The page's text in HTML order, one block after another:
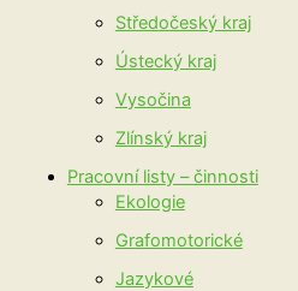
Středočeský kraj
Ústecký kraj
Vysočina
Zlínský kraj
Pracovní listy – činnosti
Ekologie
Grafomotorické
Jazykové